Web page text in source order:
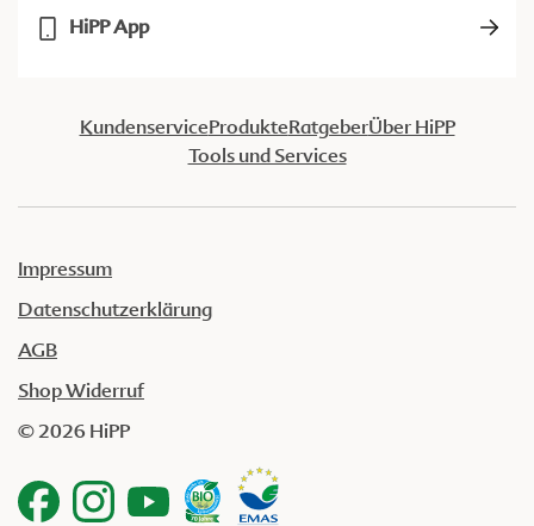
HiPP App
KundenserviceProdukteRatgeberÜber HiPP
Tools und Services
Impressum
Datenschutzerklärung
AGB
Shop Widerruf
© 2026 HiPP